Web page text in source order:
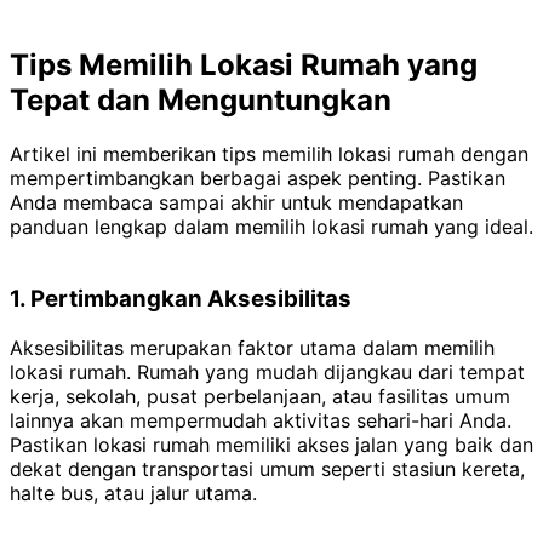
Tips Memilih Lokasi Rumah yang
Tepat dan Menguntungkan
Artikel ini memberikan tips memilih lokasi rumah dengan
mempertimbangkan berbagai aspek penting. Pastikan
Anda membaca sampai akhir untuk mendapatkan
panduan lengkap dalam memilih lokasi rumah yang ideal.
1. Pertimbangkan Aksesibilitas
Aksesibilitas merupakan faktor utama dalam memilih
lokasi rumah. Rumah yang mudah dijangkau dari tempat
kerja, sekolah, pusat perbelanjaan, atau fasilitas umum
lainnya akan mempermudah aktivitas sehari-hari Anda.
Pastikan lokasi rumah memiliki akses jalan yang baik dan
dekat dengan transportasi umum seperti stasiun kereta,
halte bus, atau jalur utama.